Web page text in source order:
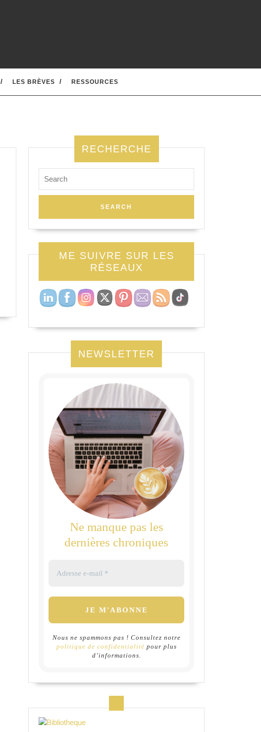
LES BRÈVES RESSOURCES
RECHERCHE
for:
ME SUIVRE SUR LES
RÉSEAUX
NEWSLETTER
Ne manque pas les
dernières chroniques
Nous ne spammons pas ! Consultez notre
politique de confidentialité pour plus
d’informations.